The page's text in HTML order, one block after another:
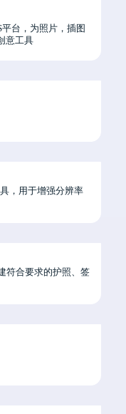
台，为照片，插图
意工具
，用于增强分辨率
符合要求的护照、签